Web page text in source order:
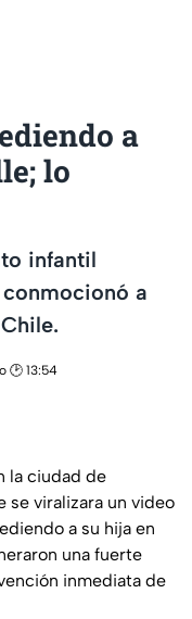
a
lo
infantil
a
🕑 13:54
la ciudad de
se viralizara un video
a su hija en
una fuerte
inmediata de